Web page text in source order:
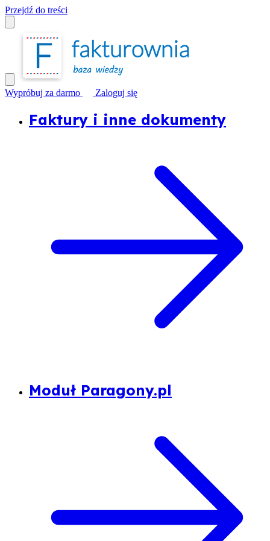
Przejdź do treści
Wypróbuj za darmo Zaloguj się
Faktury i inne dokumenty
Moduł Paragony.pl